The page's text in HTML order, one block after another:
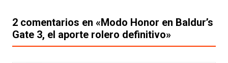
2 comentarios en «Modo Honor en Baldur’s
Gate 3, el aporte rolero definitivo»